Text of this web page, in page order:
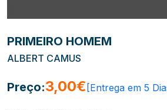
PRIMEIRO HOMEM
ALBERT CAMUS
Preço:3,00€ [Entrega em 5